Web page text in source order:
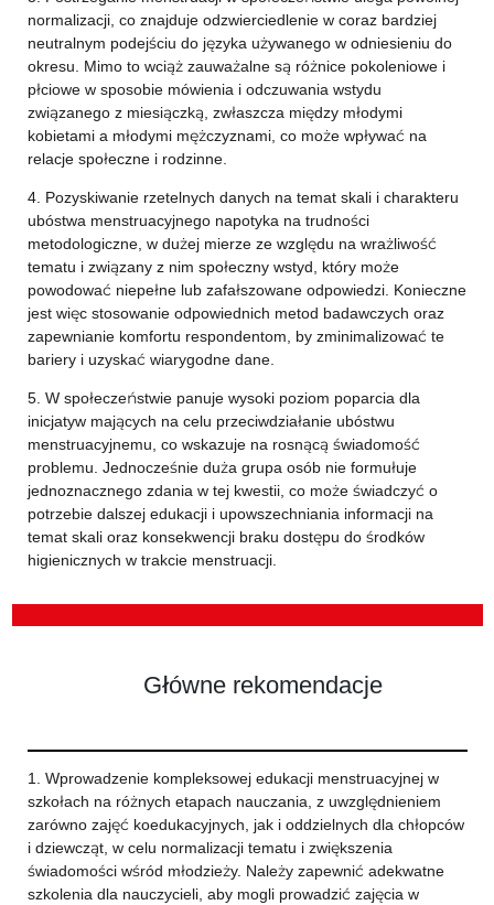
normalizacji, co znajduje odzwierciedlenie w coraz bardziej
neutralnym podejściu do języka używanego w odniesieniu do
okresu. Mimo to wciąż zauważalne są różnice pokoleniowe i
płciowe w sposobie mówienia i odczuwania wstydu
związanego z miesiączką, zwłaszcza między młodymi
kobietami a młodymi mężczyznami, co może wpływać na
relacje społeczne i rodzinne.
4. Pozyskiwanie rzetelnych danych na temat skali i charakteru
ubóstwa menstruacyjnego napotyka na trudności
metodologiczne, w dużej mierze ze względu na wrażliwość
tematu i związany z nim społeczny wstyd, który może
powodować niepełne lub zafałszowane odpowiedzi. Konieczne
jest więc stosowanie odpowiednich metod badawczych oraz
zapewnianie komfortu respondentom, by zminimalizować te
bariery i uzyskać wiarygodne dane.
5. W społeczeństwie panuje wysoki poziom poparcia dla
inicjatyw mających na celu przeciwdziałanie ubóstwu
menstruacyjnemu, co wskazuje na rosnącą świadomość
problemu. Jednocześnie duża grupa osób nie formułuje
jednoznacznego zdania w tej kwestii, co może świadczyć o
potrzebie dalszej edukacji i upowszechniania informacji na
temat skali oraz konsekwencji braku dostępu do środków
higienicznych w trakcie menstruacji.
Główne rekomendacje
1. Wprowadzenie kompleksowej edukacji menstruacyjnej w
szkołach na różnych etapach nauczania, z uwzględnieniem
zarówno zajęć koedukacyjnych, jak i oddzielnych dla chłopców
i dziewcząt, w celu normalizacji tematu i zwiększenia
świadomości wśród młodzieży. Należy zapewnić adekwatne
szkolenia dla nauczycieli, aby mogli prowadzić zajęcia w